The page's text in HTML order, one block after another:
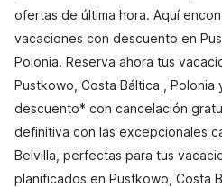
ofertas de última hora. Aquí
vacaciones con descuento en
Polonia. Reserva ahora tus
Pustkowo, Costa Báltica , Polonia
descuento* con cancelación
definitiva con las excepcionales
Belvilla, perfectas para tus
planificados en Pustkowo, Costa